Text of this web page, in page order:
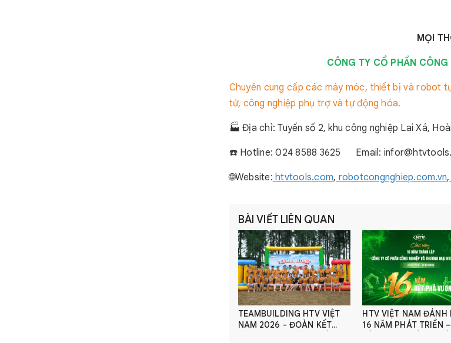
MỌI
CÔNG TY CỔ PHẦN
Chuyên cung cấp các máy móc, thiết bị và robot
tử, công nghiệp phụ trợ và tự động hóa.
🏭 Địa chỉ: Tuyến số 2, khu công nghiệp Lai Xá,
☎️ Hotline: 024 8588 3625 Email:
🌐Website: htvtools.com, robotcongnghiep.com.vn,
BÀI VIẾT LIÊN QUAN
TEAMBUILDING HTV VIỆT
NAM 2026 - ĐOÀN KẾT
HTV VIỆT NAM ĐÁNH
16 NĂM PHÁT TRIỂN